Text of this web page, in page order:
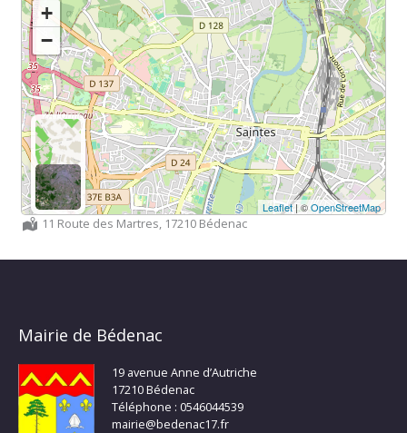
+
−
Leaflet| ©OpenStreetMap
Localisation :
11 Route des Martres, 17210 Bédenac
Mairie de Bédenac
19 avenue Anne d’Autriche
17210 Bédenac
Téléphone : 0546044539
mairie@bedenac17.fr